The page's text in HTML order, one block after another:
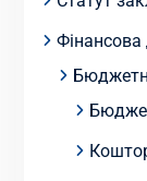
Фінансова